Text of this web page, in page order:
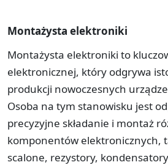
Montażysta elektroniki
Montażysta elektroniki to
elektronicznej, który odgrywa
produkcji nowoczesnych
Osoba na tym stanowisku jest
precyzyjne składanie i montaż
komponentów elektronicznych,
scalone, rezystory, kondensatory